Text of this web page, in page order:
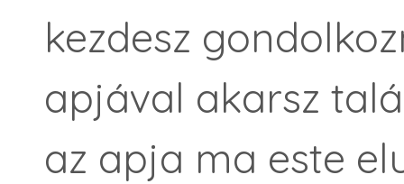
kezdesz
apjával akarsz
az apja ma este